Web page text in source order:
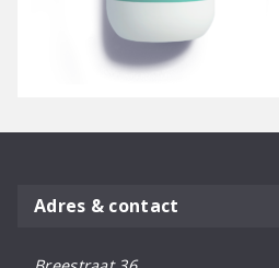
Adres & contact